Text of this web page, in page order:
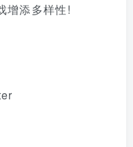
增添多样性!